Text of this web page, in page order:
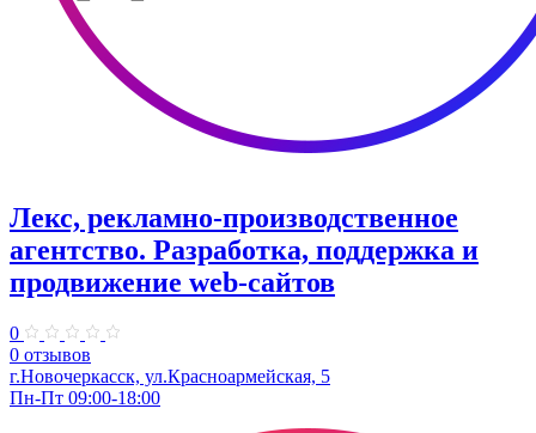
Лекс, рекламно-производственное
агентство. Разработка, поддержка и
продвижение web-сайтов
0
0 отзывов
г.Новочеркасск, ул.Красноармейская, 5
Пн-Пт 09:00-18:00